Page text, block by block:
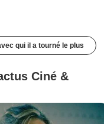
qui il a tourné le plus
Ciné &